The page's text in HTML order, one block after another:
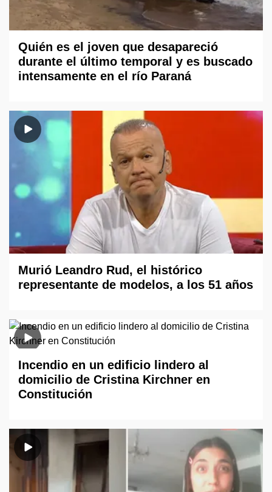
Quién es el joven que desapareció
durante el último temporal y es buscado
intensamente en el río Paraná
Murió Leandro Rud, el histórico
representante de modelos, a los 51 años
Incendio en un edificio lindero al
domicilio de Cristina Kirchner en
Constitución